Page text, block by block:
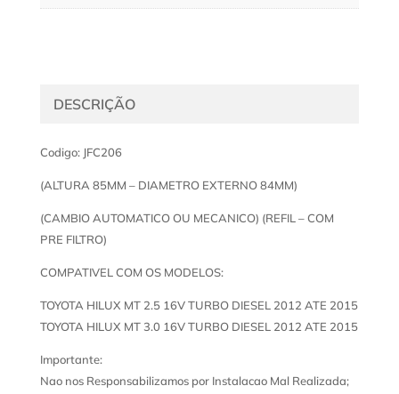
DESCRIÇÃO
Codigo: JFC206
(ALTURA 85MM – DIAMETRO EXTERNO 84MM)
(CAMBIO AUTOMATICO OU MECANICO) (REFIL – COM
PRE FILTRO)
COMPATIVEL COM OS MODELOS:
TOYOTA HILUX MT 2.5 16V TURBO DIESEL 2012 ATE 2015
TOYOTA HILUX MT 3.0 16V TURBO DIESEL 2012 ATE 2015
Importante:
Nao nos Responsabilizamos por Instalacao Mal Realizada;